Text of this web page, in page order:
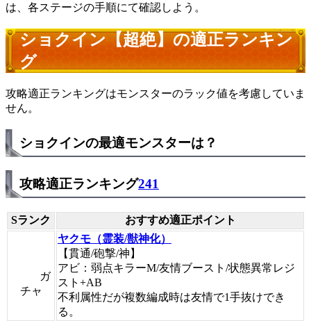
は、各ステージの手順にて確認しよう。
ショクイン【超絶】の適正ランキン
グ
攻略適正ランキングはモンスターのラック値を考慮していま
せん。
ショクインの最適モンスターは？
攻略適正ランキング241
Sランク おすすめ適正ポイント
ガ
チャ
ヤクモ（霊装/獣神化）
【貫通/砲撃/神】
アビ：弱点キラーM/友情ブースト/状態異常レジ
スト+AB
不利属性だが複数編成時は友情で1手抜けでき
る。